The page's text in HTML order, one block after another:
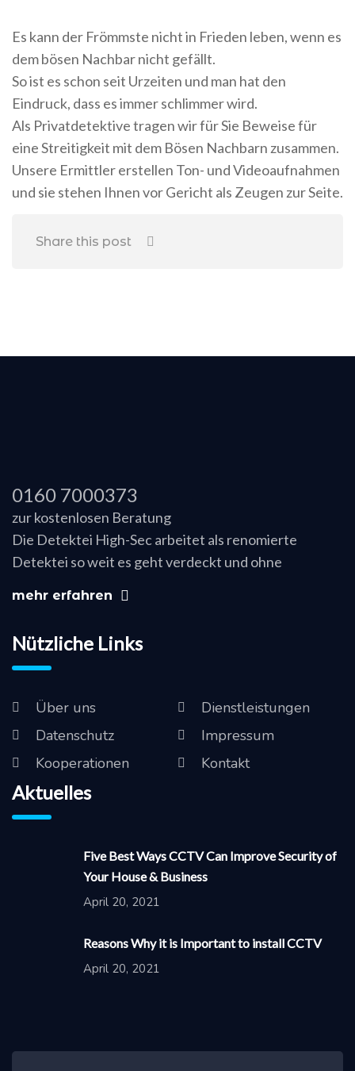
Es kann der Frömmste nicht in Frieden leben, wenn es
dem bösen Nachbar nicht gefällt.
So ist es schon seit Urzeiten und man hat den
Eindruck, dass es immer schlimmer wird.
Als Privatdetektive tragen wir für Sie Beweise für
eine Streitigkeit mit dem Bösen Nachbarn zusammen.
Unsere Ermittler erstellen Ton- und Videoaufnahmen
und sie stehen Ihnen vor Gericht als Zeugen zur Seite.
Share this post
0160 7000373
zur kostenlosen Beratung
Die Detektei High-Sec arbeitet als renomierte
Detektei so weit es geht verdeckt und ohne
mehr erfahren
Nützliche Links
Über uns
Dienstleistungen
Datenschutz
Impressum
Kooperationen
Kontakt
Aktuelles
Five Best Ways CCTV Can Improve Security of
Your House & Business
April 20, 2021
Reasons Why it is Important to install CCTV
April 20, 2021